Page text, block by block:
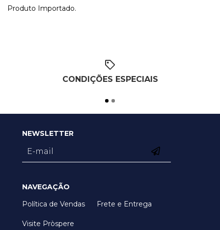
Produto Importado.
CONDIÇÕES ESPECIAIS
NEWSLETTER
NAVEGAÇÃO
Política de Vendas
Frete e Entrega
Visite Pròspere